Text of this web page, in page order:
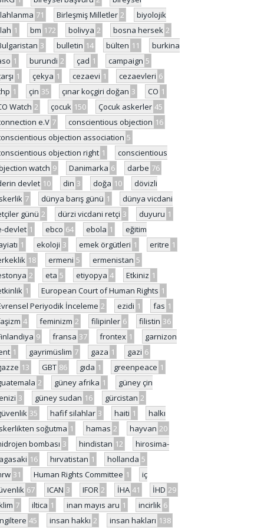
71 Birleşmiş Milletler 2
biyolojik
1 bm 172 bolivya 2 bosna hersek 2
3 bulletin 14 bülten 11
burkina
1 burundi 2 çad 1 campaign 5
1 çekya 1 cezaevi 1 cezaevleri 6
1 çin 35 çınar koçgiri doğan 3 CO 1
Watch 2 çocuk 150 Çocuk askerler 45
e.V 7 conscientious objection 16
objection association 5
objection right 1
conscientious
watch 9 Danimarka 6 darbe 76
devlet 10 din 3 doğa 10
dövizli
7 dünya barış günü 1
dünya vicdani
günü 2 dürzi vicdani retçi 3 duyuru 1
devlet 1 ebco 64 ebola 1
eğitim
1 ekoloji 3 emek örgütleri 1 eritre 1
18 ermeni 5 ermenistan 5
2 eta 5 etiyopya 4 Etkiniz 1
1 European Court of Human Rights 1
Periyodik İnceleme 2 ezidi 1 fas 1
4 feminizm 2 filipinler 6 filistin 36
9 fransa 37 frontex 1
garnizon
1 gayrimüslim 7 gaza 1 gazi 6
13 GBT 86 gıda 1 greenpeace 1
2 güney afrika 1
güney çin
3 güney sudan 16 gürcistan 2
35 hafif silahlar 3 haiti 1
halkı
soğutma 1 hamas 2 hayvan 20
bombası 3 hindistan 12
hirosima-
16 hırvatistan 1 hollanda 5
31 Human Rights Committee 1
iç
67 ICAN 3 IFOR 2 İHA 41 İHD 29
7 iltica 1 inan mayıs aru 1 incirlik 6
45 insan hakkı 2 insan hakları 138